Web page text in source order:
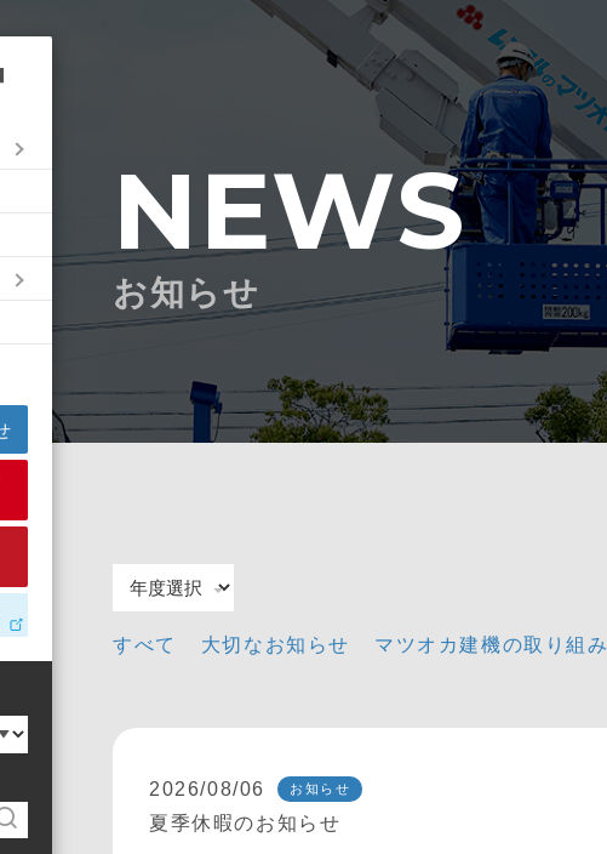
NEWS
お知らせ
すべて 大切なお知らせ マツオカ建機の取り組み
2026/08/06 お知らせ
夏季休暇のお知らせ